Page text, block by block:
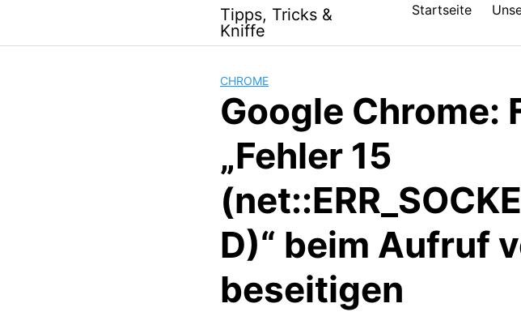
content
Tipps, Tricks &
Kniffe
Startseite
CHROME
Google Chrome:
„Fehler 15
D)“ beim Aufruf
beseitigen